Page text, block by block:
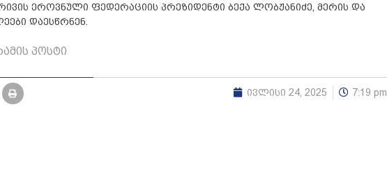
ეროვნული ფედერაციის პრეზიდენტი ბექა ლობჟანიძე, მერის და
დაესწრნენ.
პოსტი
ივლისი 24, 2025 7:19 pm